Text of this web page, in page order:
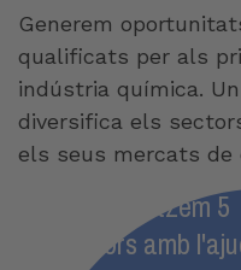
Generem
qualificats per als
indústria química.
diversifica els
els seus mercats de
Prioritzem 5
sectors amb